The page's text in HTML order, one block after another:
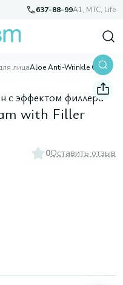
637-88-99A1, МТС, Life
лица Aloe Anti-Wrinkle Cream with Filler Effect, 50 мл
c эффектом филлера
with Filler
0Оставить отзыв